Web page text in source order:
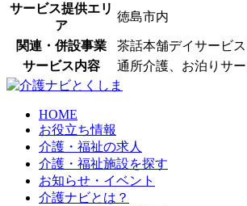
サービス提供エリ
ア
徳島市内
関連・併設事業
茶話本舗デイサービ
サービス内容
通所介護、お泊りサー
HOME
お役立ち情報
介護・福祉の求人
介護・福祉施設を探す
お知らせ・イベント
介護ナビとは？